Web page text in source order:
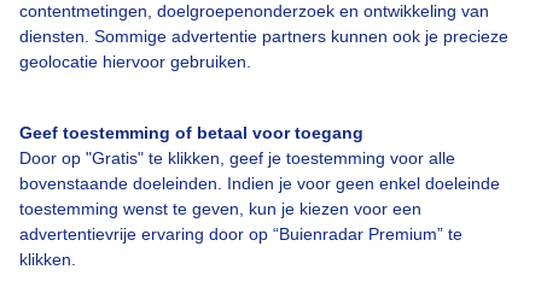
contentmetingen, doelgroepenonderzoek en ontwikkeling van
diensten. Sommige advertentie partners kunnen ook je precieze
geolocatie hiervoor gebruiken.
Geef toestemming of betaal voor toegang
Door op "Gratis" te klikken, geef je toestemming voor alle
bovenstaande doeleinden. Indien je voor geen enkel doeleinde
toestemming wenst te geven, kun je kiezen voor een
advertentievrije ervaring door op “Buienradar Premium” te
klikken.
Bedrijfsgegevens
Contact
Toegankelijkheid
Gebruikersvoorwaarden
Adverteren